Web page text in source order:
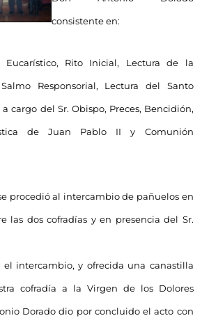
consistente en:
Rito Inicial, Lectura de la
Responsorial, Lectura del Santo
cargo del Sr. Obispo, Preces, Bencidión,
de Juan Pablo II y Comunión
procedió al intercambio de pañuelos en
las dos cofradías y en presencia del Sr.
el intercambio, y ofrecida una canastilla
cofradía a la Virgen de los Dolores
Dorado dio por concluido el acto con